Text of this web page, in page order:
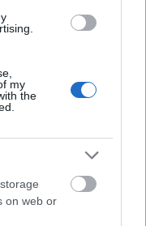
my
the
on web or
új dala és